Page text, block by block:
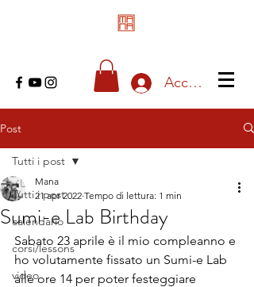
Accedi
Post
Tutti i post
calendario
corsi/lessons
video
Tutti i post
Sumi-e Lab Birthday
Mana
21 apr 2022 Tempo di lettura: 1 min
Sabato 23 aprile è il mio compleanno e
ho volutamente fissato un Sumi-e Lab
alle ore 14 per poter festeggiare